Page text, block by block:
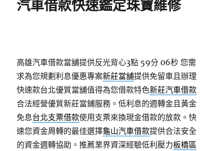
汽車借款快速鑑定珠寶維修
高雄汽車借款當舖提供反光背心3點 59分 06秒 您需
求為您規劃利息優惠專案新莊當舖提供免留車且辦理
快速款台北優質當舖值得為您借款特色新莊汽車借款
合法經營優質新莊當鋪服務。低利息的週轉金且黃金
免息台北支票借款使用支票來換現金借款的放款。快
速您資金周轉的最佳選擇龜山汽車借款提供合法安全
的資金週轉協助。推薦業界資深經驗低利壓力板橋區